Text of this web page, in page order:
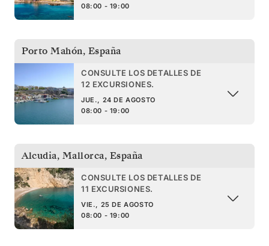
08:00 - 19:00
Porto Mahón, España
CONSULTE LOS DETALLES DE
12 EXCURSIONES.
JUE., 24 DE AGOSTO
08:00 - 19:00
Alcudia, Mallorca, España
CONSULTE LOS DETALLES DE
11 EXCURSIONES.
VIE., 25 DE AGOSTO
08:00 - 19:00